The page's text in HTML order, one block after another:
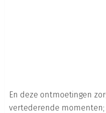
En deze ontmoetingen
vertederende momenten;